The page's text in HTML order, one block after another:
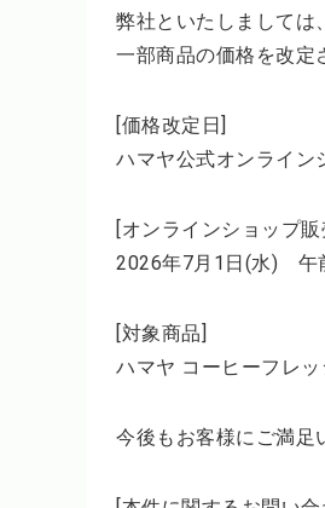
弊社といたしましては
一部商品の価格を改定
[価格改定日]
ハマヤ公式オンライン
[オンラインショップ
2026年7月1日(水) 午
[対象商品]
ハマヤ コーヒーフレッ
今後もお客様にご満足